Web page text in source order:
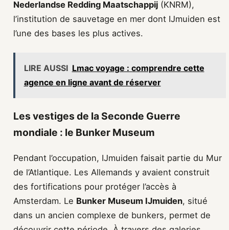
Nederlandse Redding Maatschappij (KNRM),
l’institution de sauvetage en mer dont IJmuiden est
l’une des bases les plus actives.
LIRE AUSSI Lmac voyage : comprendre cette
agence en ligne avant de réserver
Les vestiges de la Seconde Guerre
mondiale : le Bunker Museum
Pendant l’occupation, IJmuiden faisait partie du Mur
de l’Atlantique. Les Allemands y avaient construit
des fortifications pour protéger l’accès à
Amsterdam. Le Bunker Museum IJmuiden, situé
dans un ancien complexe de bunkers, permet de